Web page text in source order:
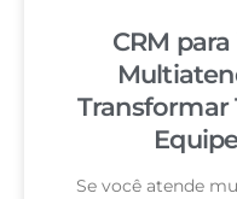
CRM
Transformar
Se você atende